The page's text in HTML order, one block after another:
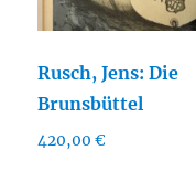
Rusch, Jens: Die
Brunsbüttel
420,00€